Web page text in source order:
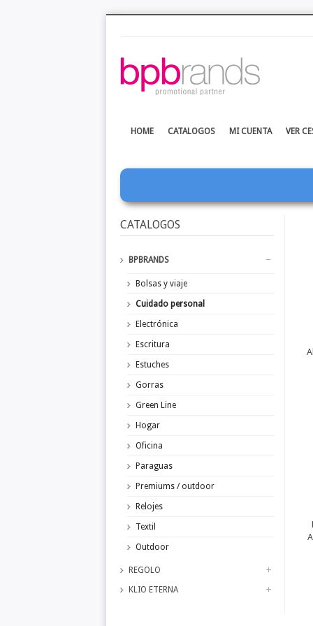
HOME CATALOGOS MI CUENTA VER
CATALOGOS
BPBRANDS
Bolsas y viaje
Cuidado personal
Electrónica
Escritura
Estuches
Gorras
Green Line
Hogar
Oficina
Paraguas
Premiums / outdoor
Relojes
Textil
Outdoor
REGOLO
KLIO ETERNA